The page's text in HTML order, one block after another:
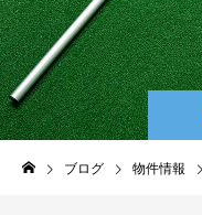
ブログ 物件情報